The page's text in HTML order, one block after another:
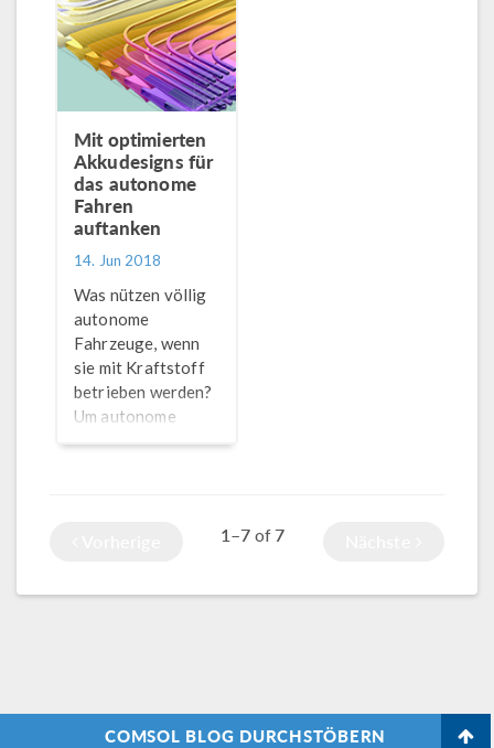
dieses Konzept
mithilfe der
Simulation.
Mit optimierten
Akkudesigns für
das autonome
Fahren
auftanken
14. Jun 2018
Was nützen völlig
autonome
Fahrzeuge, wenn
sie mit Kraftstoff
betrieben werden?
Um autonome
Hybrid- und
1–7 of7
COMSOL BLOG DURCHSTÖBERN